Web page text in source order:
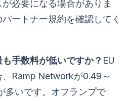
必要になる場合がありま
ートナー規約を確認してく
手数料が低いですか？ EU
Ramp Networkが0.49～
多いです。オフランプで